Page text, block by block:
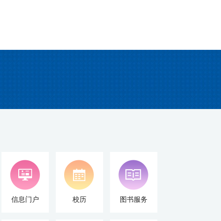
信息门户 校历 图书服务